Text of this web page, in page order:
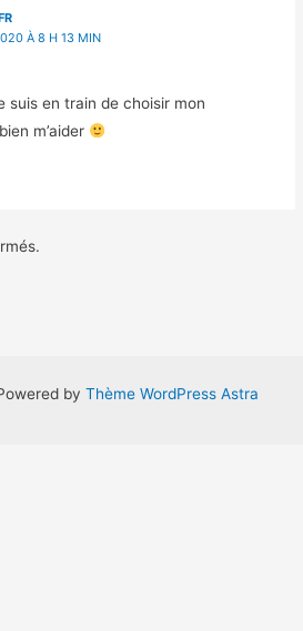
À 8 H 13 MIN
suis en train de choisir mon
m’aider
by Thème WordPress Astra